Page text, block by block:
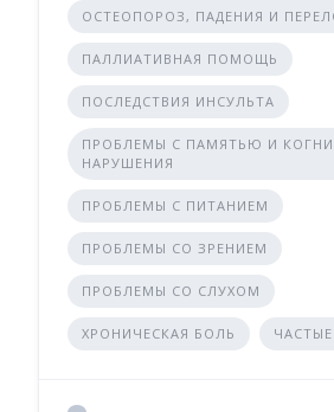
ОСТЕОПОРОЗ, ПАДЕНИЯ И
ПАЛЛИАТИВНАЯ ПОМОЩЬ
ПОСЛЕДСТВИЯ ИНСУЛЬТА
ПРОБЛЕМЫ С ПАМЯТЬЮ И
НАРУШЕНИЯ
ПРОБЛЕМЫ С ПИТАНИЕМ
ПРОБЛЕМЫ СО ЗРЕНИЕМ
ПРОБЛЕМЫ СО СЛУХОМ
ХРОНИЧЕСКАЯ БОЛЬ